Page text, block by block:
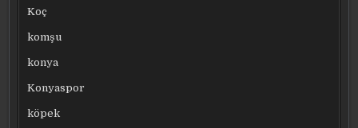
Koç
komşu
konya
Konyaspor
köpek